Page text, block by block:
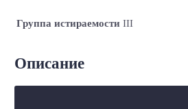
Группа истираемости III
Описание